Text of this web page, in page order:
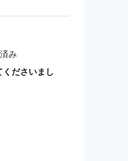
み
ださいまし